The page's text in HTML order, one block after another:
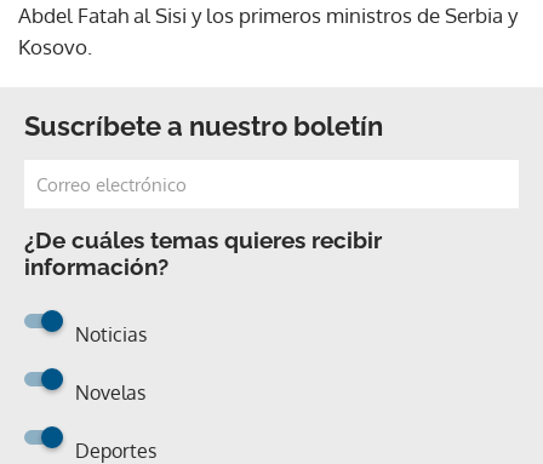
Abdel Fatah al Sisi y los primeros ministros de Serbia y
Kosovo.
Suscríbete a nuestro boletín
¿De cuáles temas quieres recibir
información?
Noticias
Novelas
Deportes